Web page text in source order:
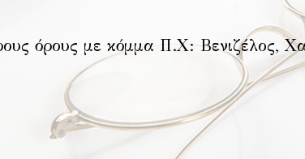
όρους με κόμμα Π.Χ: Βενιζέλος,